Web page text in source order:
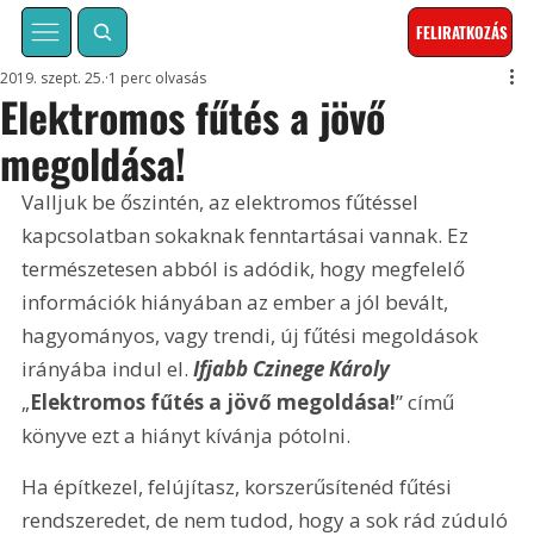
FELIRATKOZÁS
Elektromos fűtés a jövő
megoldása!
2019. szept. 25. 1 perc olvasás
Valljuk be őszintén, az elektromos fűtéssel
kapcsolatban sokaknak fenntartásai vannak. Ez
természetesen abból is adódik, hogy megfelelő
információk hiányában az ember a jól bevált,
hagyományos, vagy trendi, új fűtési megoldások
irányába indul el. Ifjabb Czinege Károly
„Elektromos fűtés a jövő megoldása!” című
könyve ezt a hiányt kívánja pótolni.
Ha építkezel, felújítasz, korszerűsítenéd fűtési
rendszeredet, de nem tudod, hogy a sok rád zúduló